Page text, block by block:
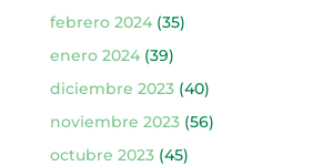
febrero 2024(35)
enero 2024(39)
diciembre 2023(40)
noviembre 2023(56)
octubre 2023(45)